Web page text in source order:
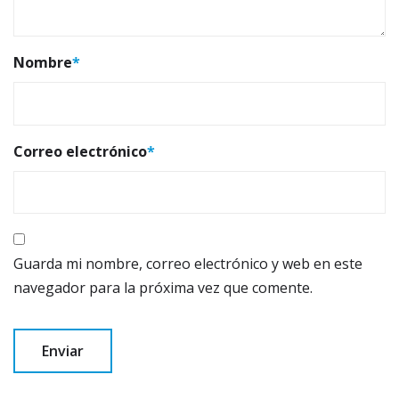
Nombre*
Correo electrónico*
Guarda mi nombre, correo electrónico y web en este
navegador para la próxima vez que comente.